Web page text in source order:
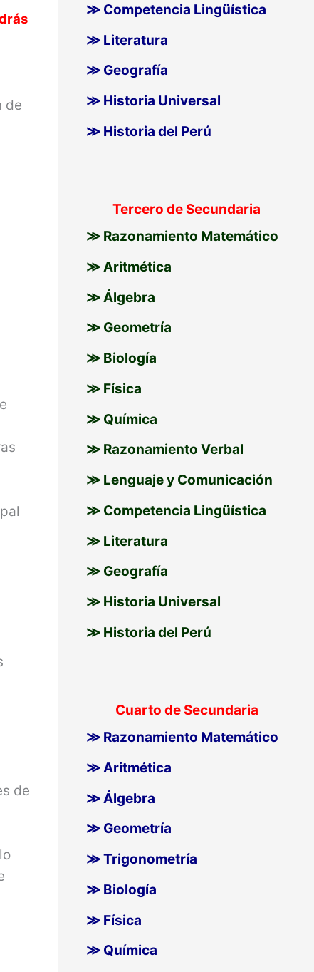
de
de
≫ Competencia Lingüística
≫ Literatura
≫ Geografía
≫ Historia Universal
≫ Historia del Perú
Tercero de Secundaria
≫ Razonamiento Matemático
≫ Aritmética
≫ Álgebra
≫ Geometría
≫ Biología
≫ Física
≫ Química
≫ Razonamiento Verbal
≫ Lenguaje y Comunicación
≫ Competencia Lingüística
≫ Literatura
≫ Geografía
≫ Historia Universal
≫ Historia del Perú
Cuarto de Secundaria
≫ Razonamiento Matemático
≫ Aritmética
≫ Álgebra
≫ Geometría
≫ Trigonometría
≫ Biología
≫ Física
≫ Química